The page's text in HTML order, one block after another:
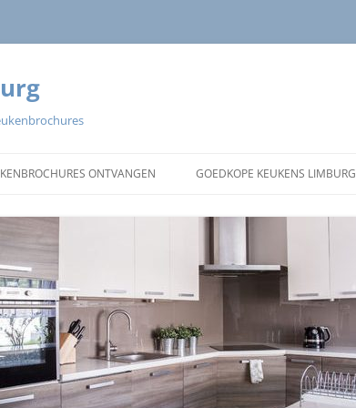
ONTVANGEN GOEDKOPE KEUKENS LIMBURG